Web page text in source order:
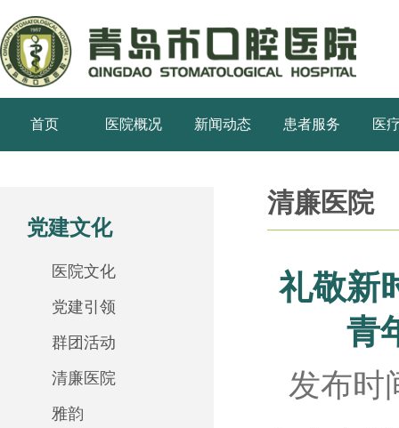
首页 医院概况 新闻动态 患者服务 医
党建文化
医院文化
党建引领
群团活动
清廉医院
雅韵
清廉医院
礼敬新
青
发布时